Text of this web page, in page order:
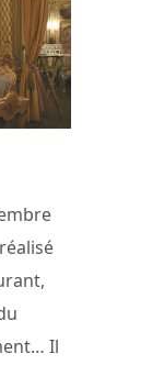
Il